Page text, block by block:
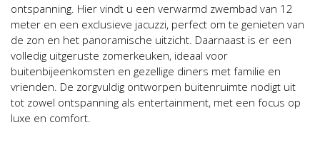
ontspanning. Hier vindt u een verwarmd zwembad van 12
meter en een exclusieve jacuzzi, perfect om te genieten van
de zon en het panoramische uitzicht. Daarnaast is er een
volledig uitgeruste zomerkeuken, ideaal voor
buitenbijeenkomsten en gezellige diners met familie en
vrienden. De zorgvuldig ontworpen buitenruimte nodigt uit
tot zowel ontspanning als entertainment, met een focus op
luxe en comfort.